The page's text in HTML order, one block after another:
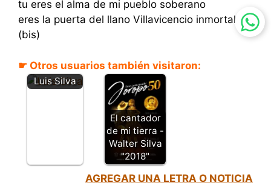
tu eres el alma de mi pueblo soberano
eres la puerta del llano Villavicencio inmortal.
(bis)
☛ Otros usuarios también visitaron:
Sabana -
Luis Silva
El cantador
de mi tierra -
Walter Silva
"2018"
AGREGAR UNA LETRA O NOTICIA